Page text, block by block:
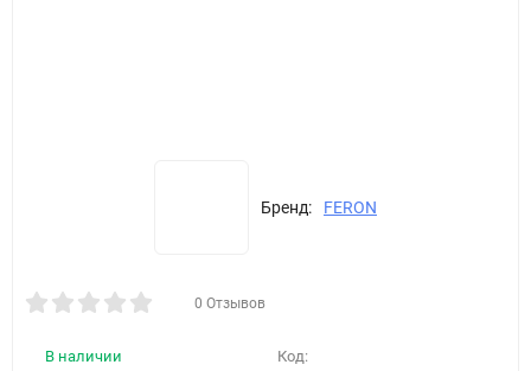
Бренд: FERON
0 Отзывов
В наличии Код: